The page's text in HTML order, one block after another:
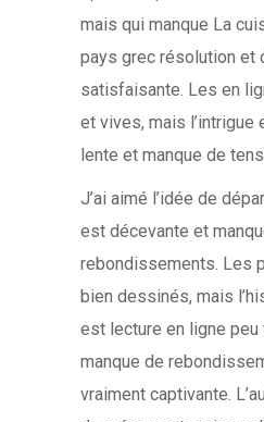
mais qui manque La
pays grec résolution et
satisfaisante. Les en
et vives, mais l’intrigue
lente et manque de
J’ai aimé l’idée de
est décevante et
rebondissements. Les
bien dessinés, mais
est lecture en ligne
manque de
vraiment captivante.